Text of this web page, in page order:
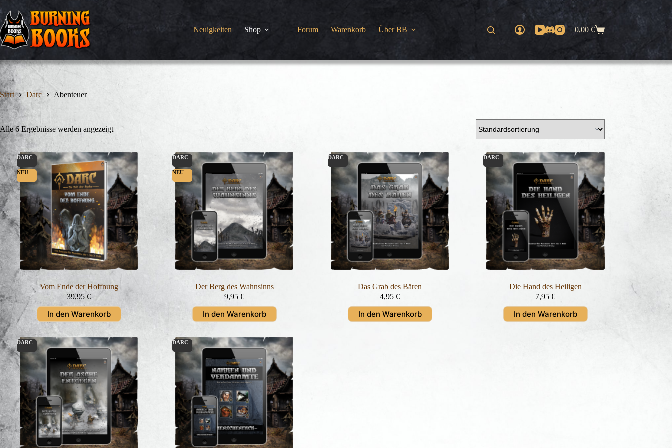
Inhalt
springen
Neuigkeiten
Shop Forum Warenkorb Über BB Warenkorb
0,00 €
Start Darc Abenteuer
Alle 6 Ergebnisse werden angezeigt
DARC
NEU
Vom Ende der Hoffnung
39,95€
In den Warenkorb
DARC
NEU
Der Berg des Wahnsinns
9,95€
In den Warenkorb
DARC
Das Grab des Bären
4,95€
In den Warenkorb
DARC
Die Hand des Heiligen
7,95€
In den Warenkorb
DARC DARC